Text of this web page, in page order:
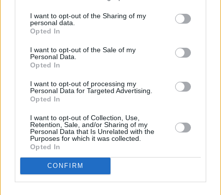
I want to opt-out of the Sharing of my
personal data.
Opted In
I want to opt-out of the Sale of my
Personal Data.
Opted In
I want to opt-out of processing my
Personal Data for Targeted Advertising.
Opted In
I want to opt-out of Collection, Use,
Retention, Sale, and/or Sharing of my
Personal Data that Is Unrelated with the
Purposes for which it was collected.
Opted In
CONFIRM